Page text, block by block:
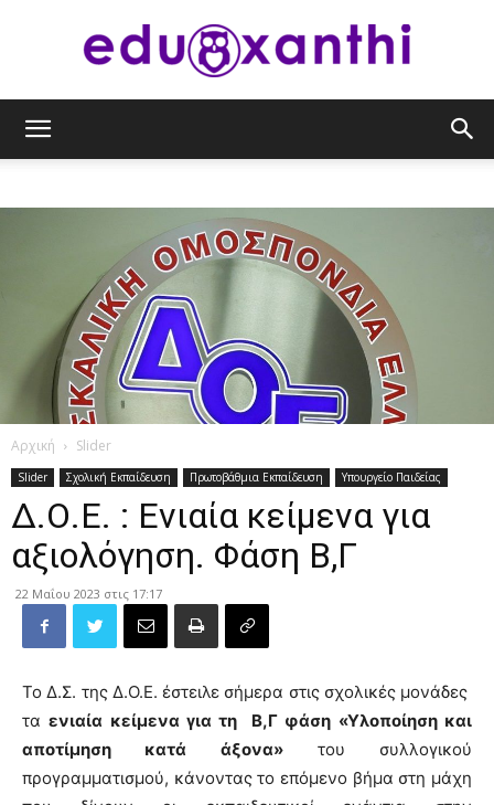
Αρχική Slider
Slider Σχολική Εκπαίδευση Πρωτοβάθμια Εκπαίδευση Υπουργείο Παιδείας
Δ.Ο.Ε. : Ενιαία κείμενα για
αξιολόγηση. Φάση Β,Γ
22 Μαΐου 2023 στις 17:17
Το Δ.Σ. της Δ.Ο.Ε. έστειλε σήμερα στις σχολικές μονάδες
ταενιαία κείμενα για τη Β,Γ φάση «Υλοποίηση και
αποτίμηση κατά άξονα»του συλλογικού
προγραμματισμού, κάνοντας το επόμενο βήμα στη μάχη